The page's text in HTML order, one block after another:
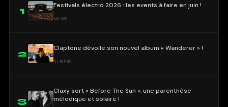
1
Festivals électro 2026 : les events à faire en juin !
NEWS
2
Claptone dévoile son nouvel album « Wanderer » !
ALBUMS
3
Claxy sort « Before The Sun », une parenthèse
mélodique et solaire !